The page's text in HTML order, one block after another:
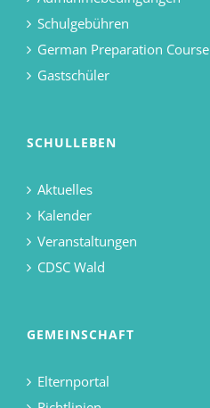
Schulgebühren
German Preparation Course
Gastschüler
SCHULLEBEN
Aktuelles
Kalender
Veranstaltungen
CDSC Wald
GEMEINSCHAFT
Elternportal